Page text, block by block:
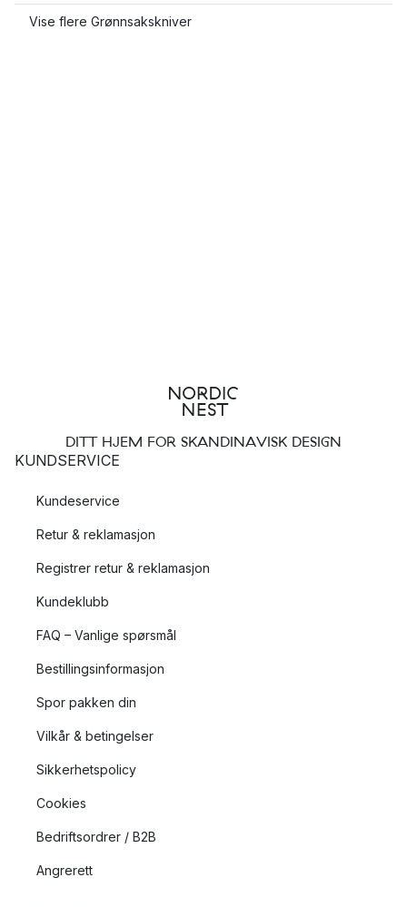
Vise flere Grønnsakskniver
DITT HJEM FOR SKANDINAVISK DESIGN
KUNDSERVICE
Kundeservice
Retur & reklamasjon
Registrer retur & reklamasjon
Kundeklubb
FAQ – Vanlige spørsmål
Bestillingsinformasjon
Spor pakken din
Vilkår & betingelser
Sikkerhetspolicy
Cookies
Bedriftsordrer / B2B
Angrerett